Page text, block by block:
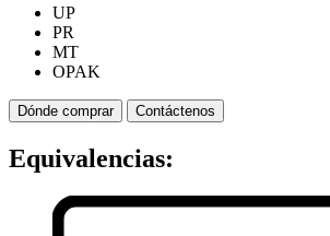
UP
PR
MT
OPAK
Dónde comprar Contáctenos
Equivalencias: